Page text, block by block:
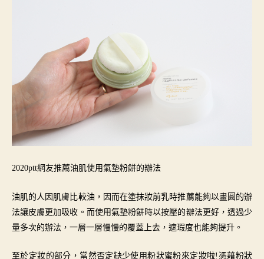
2020ptt網友推薦油肌使用氣墊粉餅的辦法
油肌的人因肌膚比較油，因而在塗抹妝前乳時推薦能夠以畫圓的辦
法讓皮膚更加吸收。而使用氣墊粉餅時以按壓的辦法更好，透過少
量多次的辦法，一層一層慢慢的覆蓋上去，遮瑕度也能夠提升。
至於定妝的部分，當然否定缺少使用粉狀蜜粉來定妝啦!憑藉粉狀